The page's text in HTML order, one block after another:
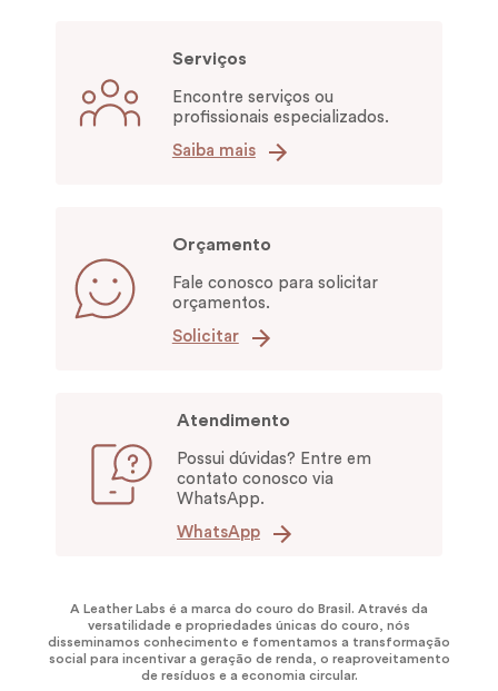
Serviços
Encontre serviços ou
profissionais especializados.
Saiba mais
Orçamento
Fale conosco para solicitar
orçamentos.
Solicitar
Atendimento
Possui dúvidas? Entre em
contato conosco via
WhatsApp.
WhatsApp
A Leather Labs é a marca do couro do Brasil. Através da
versatilidade e propriedades únicas do couro, nós
disseminamos conhecimento e fomentamos a transformação
social para incentivar a geração de renda, o reaproveitamento
de resíduos e a economia circular.